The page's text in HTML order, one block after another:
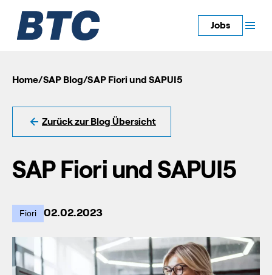
Jobs
Home/SAP Blog/SAP Fiori und SAPUI5
Zurück zur Blog Übersicht
SAP Fiori und SAPUI5
Fiori 02.02.2023